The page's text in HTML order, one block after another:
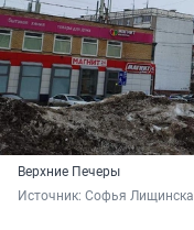
Верхние Печеры
Источник: Софья Лищинска